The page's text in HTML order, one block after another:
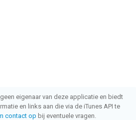
eigenaar van deze applicatie en biedt
en links aan die via de iTunes API te
contact op bij eventuele vragen.